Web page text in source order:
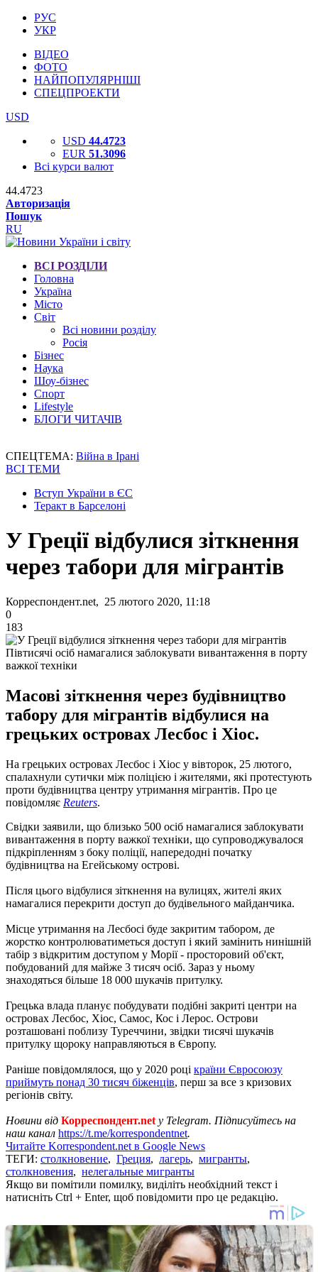
РУС
УКР
ВІДЕО
ФОТО
НАЙПОПУЛЯРНІШІ
СПЕЦПРОЕКТИ
USD
USD 44.4723
EUR 51.3096
Всі курси валют
44.4723
Авторизація
Пошук
RU
ВСІ РОЗДІЛИ
Головна
Україна
Місто
Світ
Всі новини розділу
Росія
Бізнес
Наука
Шоу-бізнес
Спорт
Lifestyle
БЛОГИ ЧИТАЧІВ
СПЕЦТЕМА: Війна в Ірані
ВСІ ТЕМИ
Вступ України в ЄС
Теракт в Барселоні
У Греції відбулися зіткнення
через табори для мігрантів
Корреспондент.net, 25 лютого 2020, 11:18
0
183
Півтисячі осіб намагалися заблокувати вивантаження в порту
важкої техніки
Масові зіткнення через будівництво
табору для мігрантів відбулися на
грецьких островах Лесбос і Хіос.
На грецьких островах Лесбос і Хіос у вівторок, 25 лютого,
спалахнули сутички між поліцією і жителями, які протестують
проти будівництва центру утримання мігрантів. Про це
повідомляє Reuters.
Свідки заявили, що близько 500 осіб намагалися заблокувати
вивантаження в порту важкої техніки, що супроводжувалося
підкріпленням з боку поліції, напередодні початку
будівництва на Егейському острові.
Після цього відбулися зіткнення на вулицях, жителі яких
намагалися перекрити доступ до будівельного майданчика.
Місце утримання на Лесбосі буде закритим табором, де
жорстко контролюватиметься доступ і який замінить нинішній
табір з відкритим доступом у Морії - просторовий об'єкт,
побудований для майже 3 тисяч осіб. Зараз у ньому
знаходяться більше 18 000 шукачів притулку.
Грецька влада планує побудувати подібні закриті центри на
островах Лесбос, Хіос, Самос, Кос і Лерос. Острови
розташовані поблизу Туреччини, звідки тисячі шукачів
притулку щороку направляються в Європу.
Раніше повідомлялося, що у 2020 році країни Євросоюзу
приймуть понад 30 тисяч біженців, перш за все з кризових
регіонів світу.
Новини від Корреспондент.net у Telegram. Підписуйтесь на
наш канал https://t.me/korrespondentnet.
Читайте Korrespondent.net в Google News
ТЕГИ: столкновение, Греция, лагерь, мигранты,
столкновения, нелегальные мигранты
Якщо ви помітили помилку, виділіть необхідний текст і
натисніть Ctrl + Enter, щоб повідомити про це редакцію.